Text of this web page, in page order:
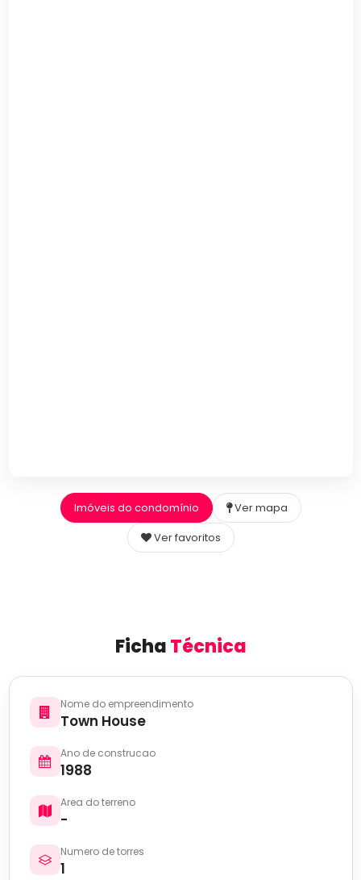
Imóveis do condomínio
Ver mapa
Ver favoritos
FichaTécnica
Nome do empreendimento
Town House
Ano de construcao
1988
Area do terreno
-
Numero de torres
1